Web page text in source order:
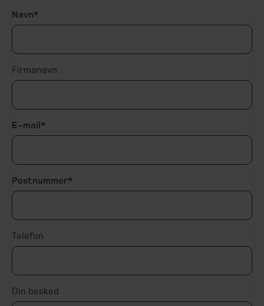
Navn
Firmanavn
E-mail
Postnummer
Telefon
Din besked